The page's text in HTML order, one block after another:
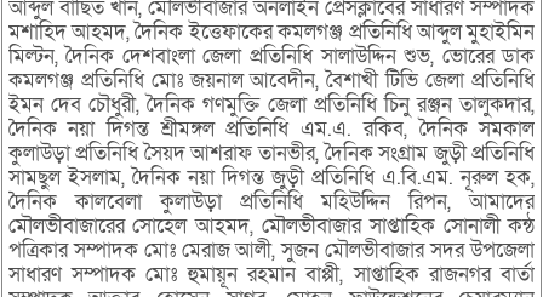
আব্দুল বাছিত খান, মৌলভীবাজার অনলাইন প্রেসক্লাবের সাধারণ সম্পাদক
মশাহিদ আহমদ, দৈনিক ইত্তেফাকের কমলগঞ্জ প্রতিনিধি আব্দুল মুহাইমিন
মিল্টন, দৈনিক দেশবাংলা জেলা প্রতিনিধি সালাউদ্দিন শুভ, ভোরের ডাক
কমলগঞ্জ প্রতিনিধি মোঃ জয়নাল আবেদীন, বৈশাখী টিভি জেলা প্রতিনিধি
ইমন দেব চৌধুরী, দৈনিক গণমুক্তি জেলা প্রতিনিধি চিনু রঞ্জন তালুকদার,
দৈনিক নয়া দিগন্ত শ্রীমঙ্গল প্রতিনিধি এম.এ. রকিব, দৈনিক সমকাল
কুলাউড়া প্রতিনিধি সৈয়দ আশরাফ তানভীর, দৈনিক সংগ্রাম জুড়ী প্রতিনিধি
সামছুল ইসলাম, দৈনিক নয়া দিগন্ত জুড়ী প্রতিনিধি এ.বি.এম. নূরুল হক,
দৈনিক কালবেলা কুলাউড়া প্রতিনিধি মহিউদ্দিন রিপন, আমাদের
মৌলভীবাজারের সোহেল আহমদ, মৌলভীবাজার সাপ্তাহিক সোনালী কন্ঠ
পত্রিকার সম্পাদক মোঃ মেরাজ আলী, সুজন মৌলভীবাজার সদর উপজেলা
সাধারণ সম্পাদক মোঃ হুমায়ূন রহমান বাপ্পী, সাপ্তাহিক রাজনগর বার্তা